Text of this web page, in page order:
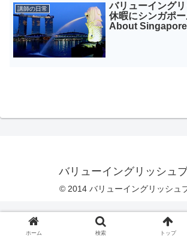
講師の日常
バリューイングリ
休暇にシンガポ
About Singapore
バリューイングリッシュ
© 2014 バリューイングリッシュ
ホーム 検索 トップ